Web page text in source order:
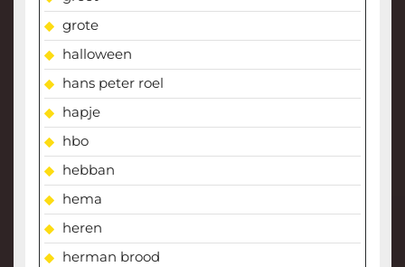
grote
halloween
hans peter roel
hapje
hbo
hebban
hema
heren
herman brood